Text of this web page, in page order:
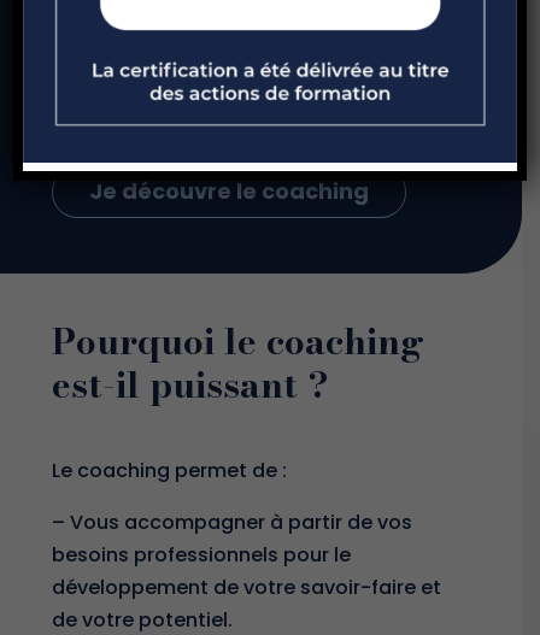
vous aider à atteindre un futur désiré.
résultats concrets.
Je découvre le coaching
Pourquoi le coaching
est-il puissant ?
Le coaching permet de :
– Vous accompagner à partir de vos
besoins professionnels pour le
développement de votre savoir-faire et
de votre potentiel.